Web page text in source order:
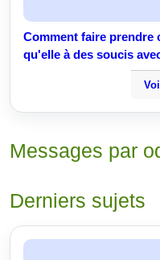
Comment faire prendre
qu'elle à des soucis
Messages par
Derniers sujets